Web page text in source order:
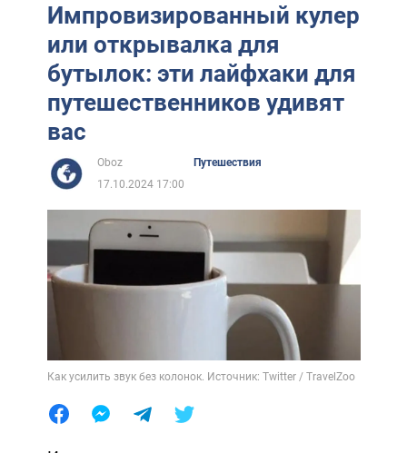
Импровизированный кулер
или открывалка для
бутылок: эти лайфхаки для
путешественников удивят
вас
Oboz
Путешествия
17.10.2024 17:00
Как усилить звук без колонок. Источник: Twitter / TravelZoo